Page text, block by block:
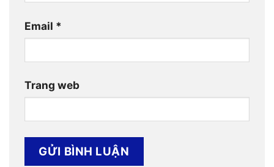
Email *
Trang web